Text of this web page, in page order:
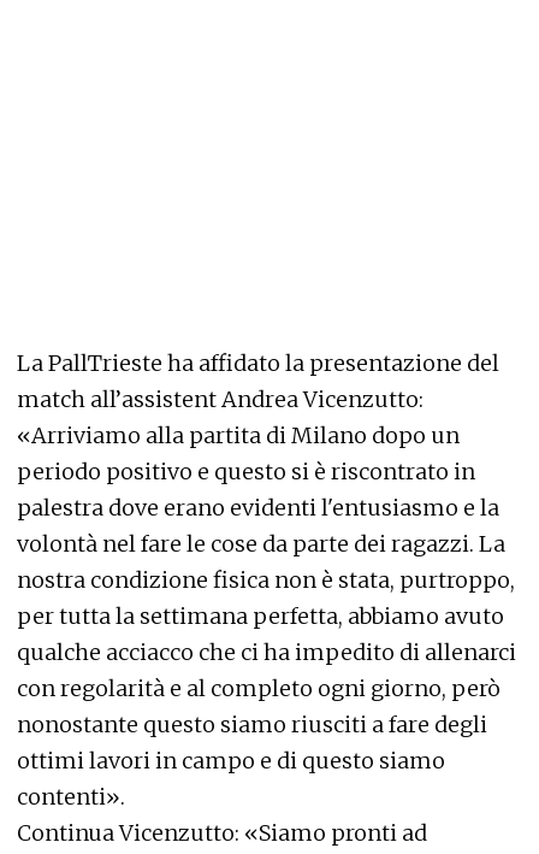
La PallTrieste ha affidato la presentazione del
match all’assistent Andrea Vicenzutto:
«Arriviamo alla partita di Milano dopo un
periodo positivo e questo si è riscontrato in
palestra dove erano evidenti l'entusiasmo e la
volontà nel fare le cose da parte dei ragazzi. La
nostra condizione fisica non è stata, purtroppo,
per tutta la settimana perfetta, abbiamo avuto
qualche acciacco che ci ha impedito di allenarci
con regolarità e al completo ogni giorno, però
nonostante questo siamo riusciti a fare degli
ottimi lavori in campo e di questo siamo
contenti».
Continua Vicenzutto: «Siamo pronti ad